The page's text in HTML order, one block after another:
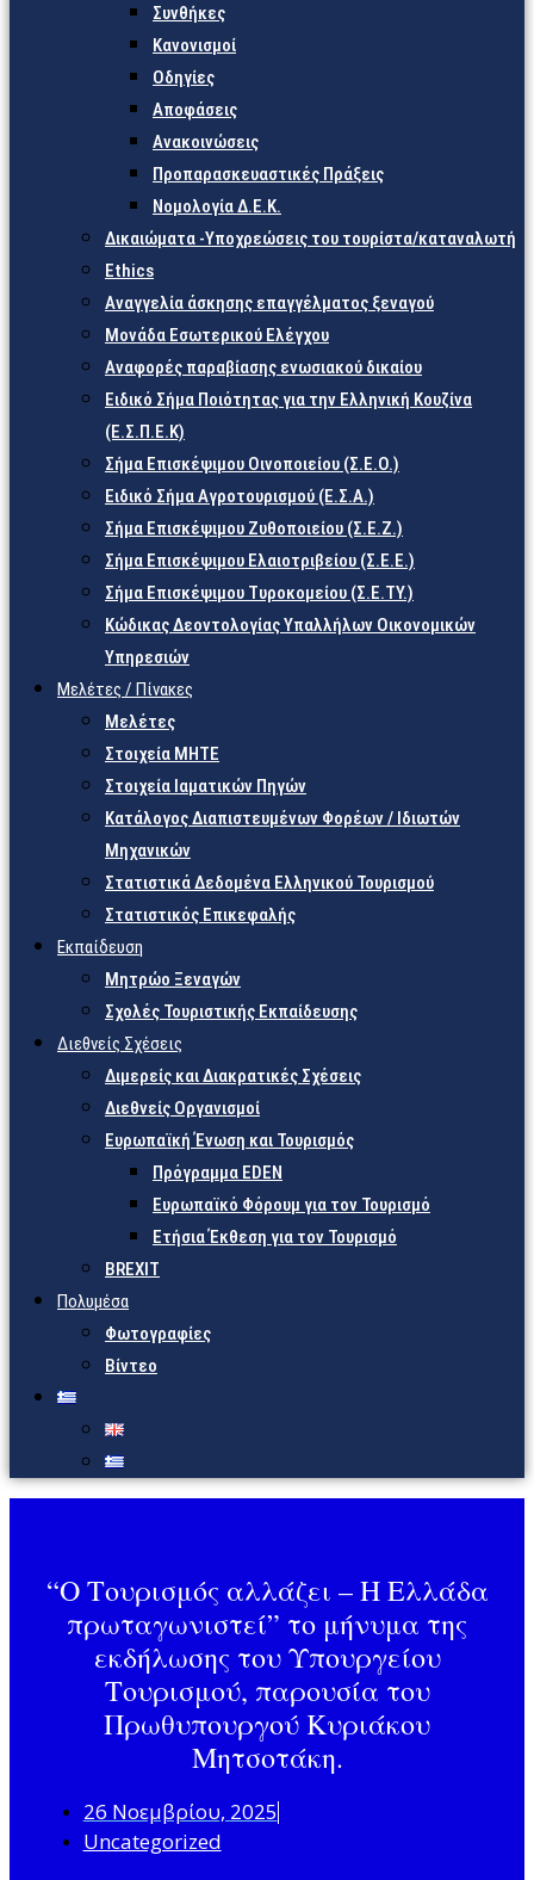
Συνθήκες
Κανονισμοί
Οδηγίες
Αποφάσεις
Ανακοινώσεις
Προπαρασκευαστικές Πράξεις
Νομολογία Δ.Ε.Κ.
Δικαιώματα -Υποχρεώσεις του τουρίστα/καταναλωτή
Ethics
Αναγγελία άσκησης επαγγέλματος ξεναγού
Μονάδα Εσωτερικού Ελέγχου
Αναφορές παραβίασης ενωσιακού δικαίου
Ειδικό Σήμα Ποιότητας για την Ελληνική Κουζίνα
(Ε.Σ.Π.Ε.Κ)
Σήμα Επισκέψιμου Οινοποιείου (Σ.Ε.Ο.)
Ειδικό Σήμα Αγροτουρισμού (Ε.Σ.Α.)
Σήμα Επισκέψιμου Ζυθοποιείου (Σ.Ε.Ζ.)
Σήμα Επισκέψιμου Ελαιοτριβείου (Σ.Ε.Ε.)
Σήμα Επισκέψιμου Τυροκομείου (Σ.Ε.TY.)
Κώδικας Δεοντολογίας Υπαλλήλων Οικονομικών
Υπηρεσιών
Μελέτες / Πίνακες
Μελέτες
Στοιχεία ΜΗΤΕ
Στοιχεία Ιαματικών Πηγών
Κατάλογος Διαπιστευμένων Φορέων / Ιδιωτών
Μηχανικών
Στατιστικά Δεδομένα Ελληνικού Τουρισμού
Στατιστικός Επικεφαλής
Εκπαίδευση
Μητρώο Ξεναγών
Σχολές Τουριστικής Εκπαίδευσης
Διεθνείς Σχέσεις
Διμερείς και Διακρατικές Σχέσεις
Διεθνείς Οργανισμοί
Ευρωπαϊκή Ένωση και Τουρισμός
Πρόγραμμα EDEN
Ευρωπαϊκό Φόρουμ για τον Τουρισμό
Ετήσια Έκθεση για τον Τουρισμό
BREXIT
Πολυμέσα
Φωτογραφίες
Βίντεο
“Ο Τουρισμός αλλάζει – Η Ελλάδα
πρωταγωνιστεί” το μήνυμα της
εκδήλωσης του Υπουργείου
Τουρισμού, παρουσία του
Πρωθυπουργού Κυριάκου
Μητσοτάκη.
26 Νοεμβρίου, 2025
Uncategorized